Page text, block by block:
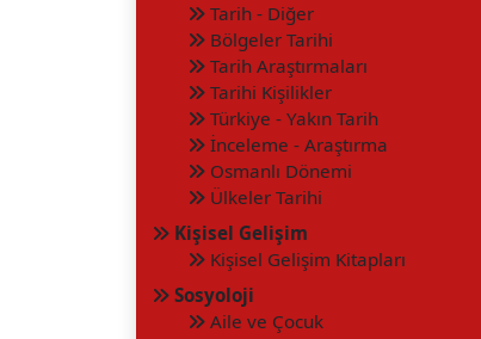
Tarih - Diğer
Bölgeler Tarihi
Tarih Araştırmaları
Tarihi Kişilikler
Türkiye - Yakın Tarih
İnceleme - Araştırma
Osmanlı Dönemi
Ülkeler Tarihi
Kişisel Gelişim
Kişisel Gelişim Kitapları
Sosyoloji
Aile ve Çocuk